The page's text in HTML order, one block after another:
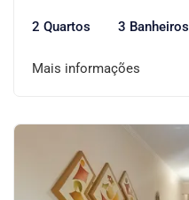
2 Quartos 3 Banheiros
Mais informações